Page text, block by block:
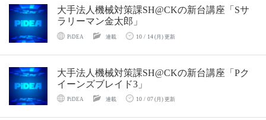
大手法人機械対策課SH@CKの新台講座「Sサ
ラリーマン金太郎」
PiDEA 連載 10 / 14(月) 更新
大手法人機械対策課SH@CKの新台講座「Pク
イーンズブレイド3」
PiDEA 連載 10 / 07(月) 更新